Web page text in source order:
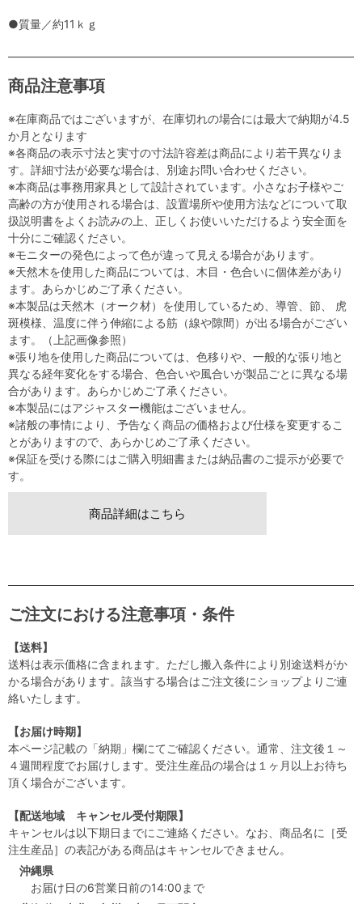
●質量／約11ｋｇ
商品注意事項
※在庫商品ではございますが、在庫切れの場合には最大で納期が4.5
か月となります
※各商品の表示寸法と実寸の寸法許容差は商品により若干異なりま
す。詳細寸法が必要な場合は、別途お問い合わせください。
※本商品は事務用家具として設計されています。小さなお子様やご
高齢の方が使用される場合は、設置場所や使用方法などについて取
扱説明書をよくお読みの上、正しくお使いいただけるよう安全面を
十分にご確認ください。
※モニターの発色によって色が違って見える場合があります。
※天然木を使用した商品については、木目・色合いに個体差があり
ます。あらかじめご了承ください。
※本製品は天然木（オーク材）を使用しているため、導管、節、 虎
斑模様、温度に伴う伸縮による筋（線や隙間）が出る場合がござい
ます。（上記画像参照）
※張り地を使用した商品については、色移りや、一般的な張り地と
異なる経年変化をする場合、色合いや風合いが製品ごとに異なる場
合があります。あらかじめご了承ください。
※本製品にはアジャスター機能はございません。
※諸般の事情により、予告なく商品の価格および仕様を変更するこ
とがありますので、あらかじめご了承ください。
※保証を受ける際にはご購入明細書または納品書のご提示が必要で
す。
商品詳細はこちら
ご注文における注意事項・条件
【送料】
送料は表示価格に含まれます。ただし搬入条件により別途送料がか
かる場合があります。該当する場合はご注文後にショップよりご連
絡いたします。
【お届け時期】
本ページ記載の「納期」欄にてご確認ください。通常、注文後１～
４週間程度でお届けします。受注生産品の場合は１ヶ月以上お待ち
頂く場合がございます。
【配送地域 キャンセル受付期限】
キャンセルは以下期日までにご連絡ください。なお、商品名に［受
注生産品］の表記がある商品はキャンセルできません。
沖縄県
お届け日の6営業日前の14:00まで